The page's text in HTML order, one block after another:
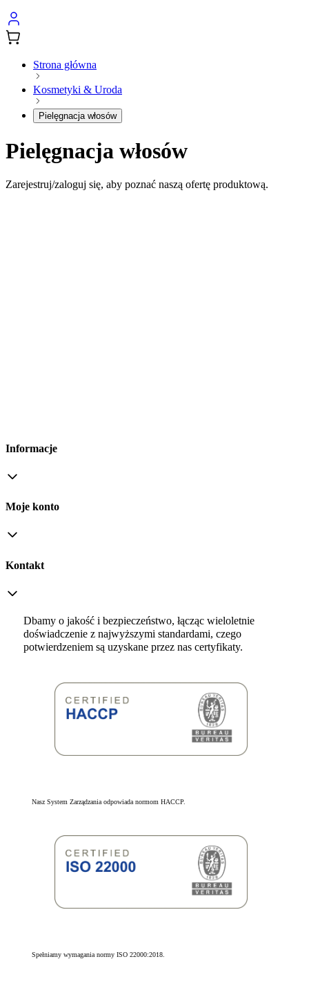
Strona główna
Kosmetyki & Uroda
Pielęgnacja włosów
Pielęgnacja włosów
Zarejestruj/zaloguj się, aby poznać naszą ofertę produktową.
Informacje
Moje konto
Kontakt
Dbamy o jakość i bezpieczeństwo, łącząc wieloletnie
doświadczenie z najwyższymi standardami, czego
potwierdzeniem są uzyskane przez nas certyfikaty.
Nasz System Zarządzania odpowiada normom HACCP.
Spełniamy wymagania normy ISO 22000:2018.